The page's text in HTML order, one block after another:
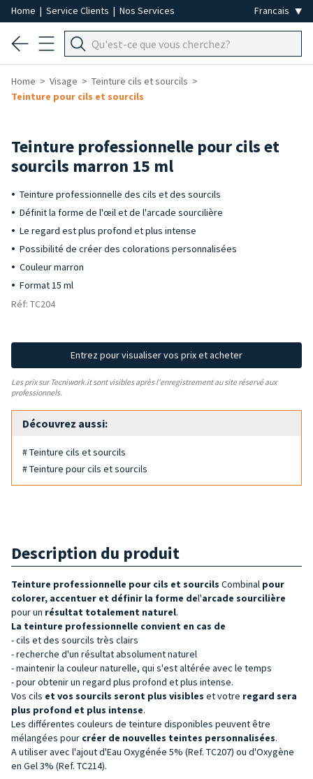
Home | Service Clients | Nos Services
Home Visage
Teinture cils et sourcils
Teinture pour cils et sourcils
Teinture professionnelle pour cils et
sourcils marron 15 ml
Teinture professionnelle des cils et des sourcils
Définit la forme de l'œil et de l'arcade sourcilière
Le regard est plus profond et plus intense
Possibilité de créer des colorations personnalisées
Couleur marron
Format 15 ml
Réf: TC204
Entrez pour visualiser vos prix et acheter
Les prix sur Tecniwork.it sont visibles après l'enregistrement au site réservé aux
professionnels.
Découvrez aussi:
# Teinture cils et sourcils
# Teinture pour cils et sourcils
Description du produit
Teinture professionnelle pour cils et sourcils Combinal pour
colorer, accentuer et définir la forme del'arcade sourcilière
pour un résultat totalement naturel.
La teinture professionnelle convient en cas de
- cils et des sourcils très clairs
- recherche d'un résultat absolument naturel
- maintenir la couleur naturelle, qui s'est altérée avec le temps
- pour obtenir un regard plus profond et plus intense.
Vos cils et vos sourcils seront plus visibles et votre regard sera
plus profond et plus intense.
Les différentes couleurs de teinture disponibles peuvent être
mélangées pour créer de nouvelles teintes personnalisées.
A utiliser avec l'ajout d'Eau Oxygénée 5% (Ref. TC207) ou d'Oxygène
en Gel 3% (Ref. TC214).